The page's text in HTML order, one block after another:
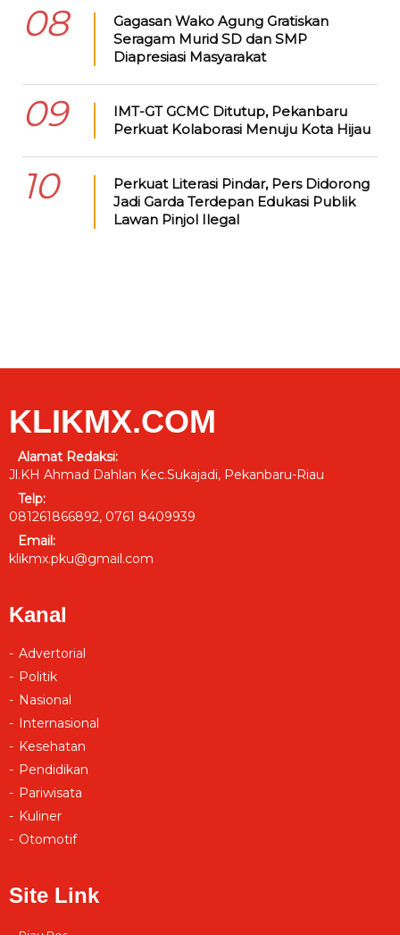
08
Gagasan Wako Agung Gratiskan
Seragam Murid SD dan SMP
Diapresiasi Masyarakat
09
IMT-GT GCMC Ditutup, Pekanbaru
Perkuat Kolaborasi Menuju Kota Hijau
10
Perkuat Literasi Pindar, Pers Didorong
Jadi Garda Terdepan Edukasi Publik
Lawan Pinjol Ilegal
KLIKMX.COM
Alamat Redaksi:
Jl.KH Ahmad Dahlan Kec.Sukajadi, Pekanbaru-Riau
Telp:
081261866892, 0761 8409939
Email:
klikmx.pku@gmail.com
Kanal
Advertorial
Politik
Nasional
Internasional
Kesehatan
Pendidikan
Pariwisata
Kuliner
Otomotif
Site Link